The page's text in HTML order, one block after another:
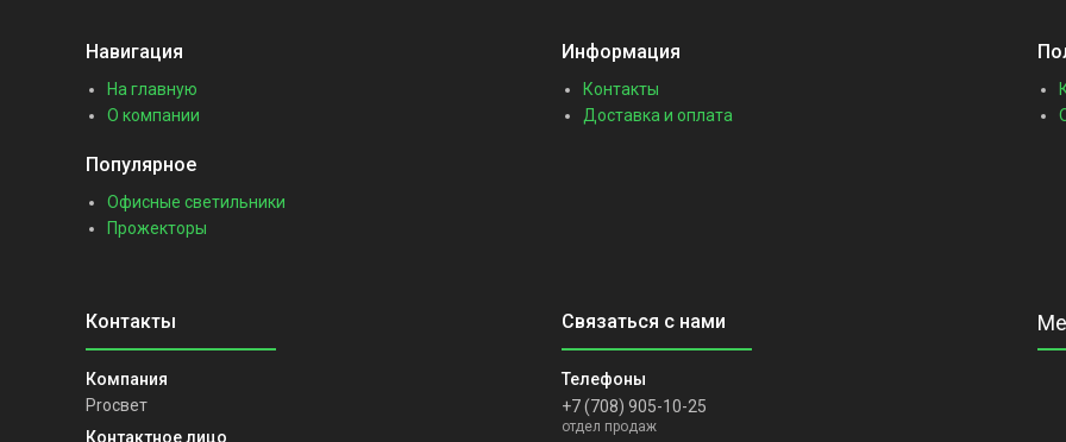
Навигация
На главную
О компании
Информация
Контакты
Доставка и оплата
Популярное
Офисные светильники
Прожекторы
Proсвет +7 (708) 905-10-25
отдел продаж